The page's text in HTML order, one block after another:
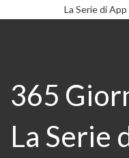
La Serie di
365
La Serie